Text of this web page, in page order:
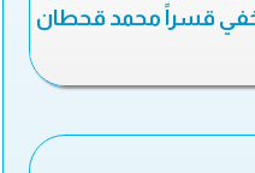
قسراً محمد قحطان